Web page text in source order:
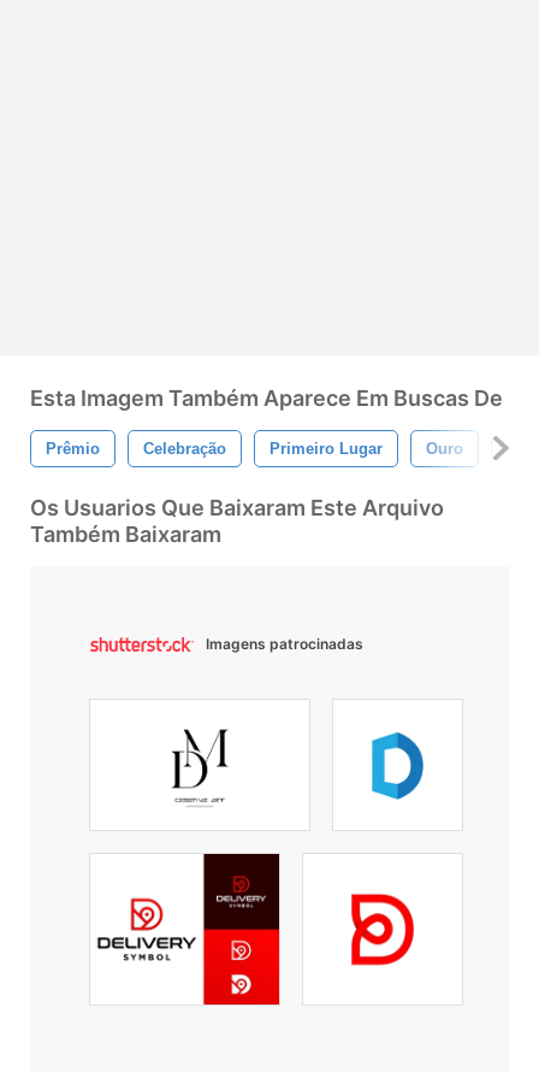
Esta Imagem Também Aparece Em Buscas De
Prêmio Celebração Primeiro Lugar Ouro
Os Usuarios Que Baixaram Este Arquivo
Também Baixaram
Imagens patrocinadas